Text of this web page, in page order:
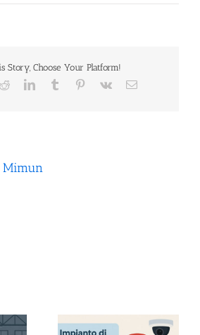
Story, Choose Your Platform!
RedditLinkedInTumblr Pinterest
Vk Email